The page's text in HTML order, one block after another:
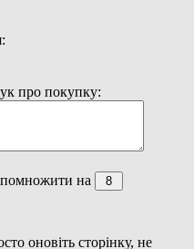
про покупку:
помножити на
оновіть сторінку, не